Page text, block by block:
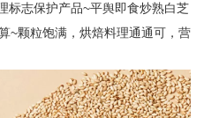
标志保护产品~平舆即食炒熟白芝
~颗粒饱满，烘焙料理通通可，营